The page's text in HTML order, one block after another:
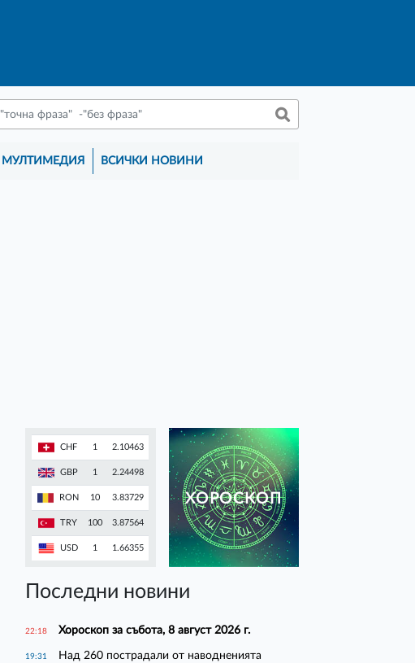
МУЛТИМЕДИЯ ВСИЧКИ НОВИНИ
CHF 1 2.10463
GBP 1 2.24498
RON 10 3.83729
TRY 100 3.87564
USD 1 1.66355
ХОРОСКОП
Последни новини
22:18 Хороскоп за събота, 8 август 2026 г.
19:31
Над 260 пострадали от наводненията